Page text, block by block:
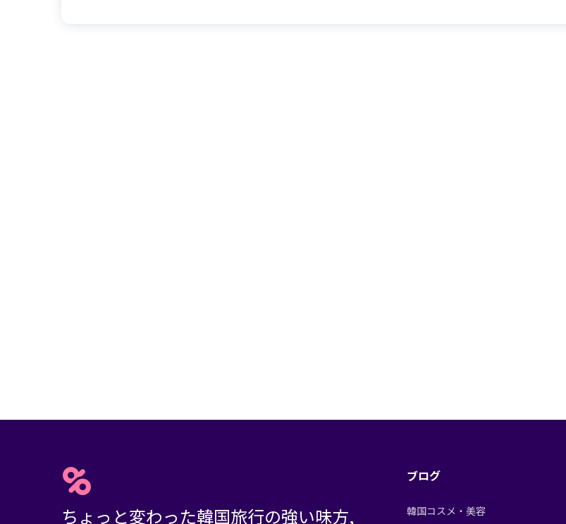
ちょっと変わった韓国旅行の強い味方,
ブログ
韓国コスメ・美容